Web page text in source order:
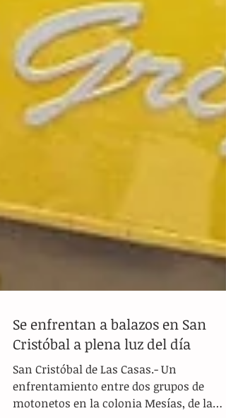
Se enfrentan a balazos en San
Cristóbal a plena luz del día